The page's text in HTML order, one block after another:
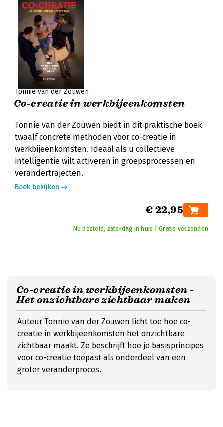
Tonnie van der Zouwen
Co-creatie in werkbijeenkomsten
Tonnie van der Zouwen biedt in dit praktische boek
twaalf concrete methoden voor co-creatie in
werkbijeenkomsten. Ideaal als u collectieve
intelligentie wilt activeren in groepsprocessen en
verandertrajecten.
Boek bekijken
€ 22,95
Nu besteld, zaterdag in huis | Gratis verzonden
Co-creatie in werkbijeenkomsten -
Het onzichtbare zichtbaar maken
Auteur Tonnie van der Zouwen licht toe hoe co-
creatie in werkbijeenkomsten het onzichtbare
zichtbaar maakt. Ze beschrijft hoe je basisprincipes
voor co-creatie toepast als onderdeel van een
groter veranderproces.